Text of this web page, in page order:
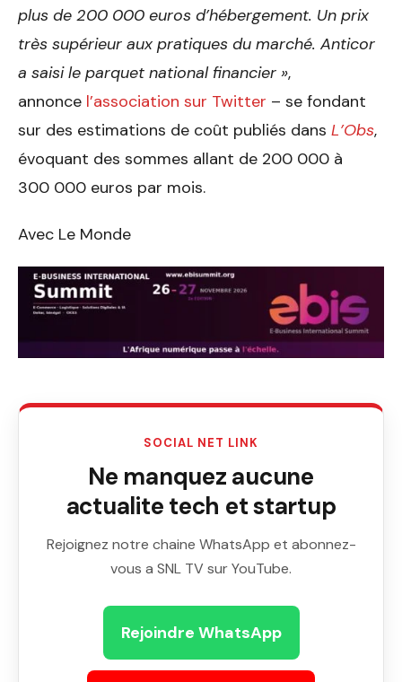
plus de 200 000 euros d’hébergement. Un prix
très supérieur aux pratiques du marché. Anticor
a saisi le parquet national financier »,
annonce l’association sur Twitter – se fondant
sur des estimations de coût publiés dans L’Obs,
évoquant des sommes allant de 200 000 à
300 000 euros par mois.
Avec Le Monde
SOCIAL NET LINK
Ne manquez aucune
actualite tech et startup
Rejoignez notre chaine WhatsApp et abonnez-
vous a SNL TV sur YouTube.
Rejoindre WhatsApp